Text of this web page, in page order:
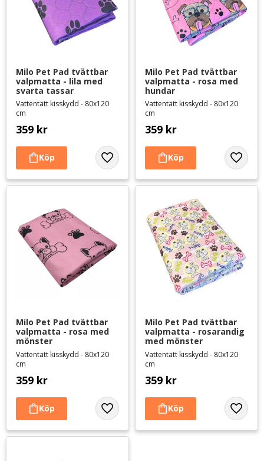
Milo Pet Pad tvättbar
valpmatta - lila med
svarta tassar
Vattentätt kisskydd - 80x120
cm
359 kr
Lägg till i favoriter
Milo Pet Pad tvättbar
valpmatta - rosa med
hundar
Vattentätt kisskydd - 80x120
cm
359 kr
Lägg
Milo Pet Pad tvättbar
valpmatta - rosa med
mönster
Vattentätt kisskydd - 80x120
cm
359 kr
Lägg till i favoriter
Milo Pet Pad tvättbar
valpmatta - rosarandig
med mönster
Vattentätt kisskydd - 80x120
cm
359 kr
Lägg